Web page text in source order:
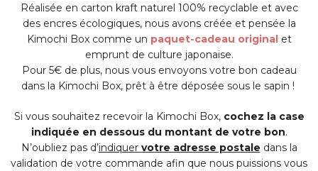
Réalisée en carton kraft naturel 100% recyclable et avec
des encres écologiques, nous avons créée et pensée la
Kimochi Box comme un paquet-cadeau originalet
emprunt de culture japonaise.
Pour 5€ de plus, nous vous envoyons votre bon cadeau
dans la Kimochi Box, prêt à être déposée sous le sapin !
Si vous souhaitez recevoir la Kimochi Box, cochez la case
indiquée en dessous du montant de votre bon.
N’oubliez pas d’indiquer votre adresse postale dans la
validation de votre commande afin que nous puissions vous